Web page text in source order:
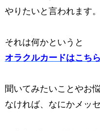
やりたいと言われます。
それは何かというと
オラクルカードはこちら
聞いてみたいことやお
なければ、なにかメッ